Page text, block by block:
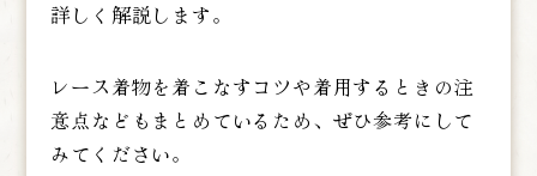
詳しく解説します。
レース着物を着こなすコツや着用するときの注
意点などもまとめているため、ぜひ参考にして
みてください。